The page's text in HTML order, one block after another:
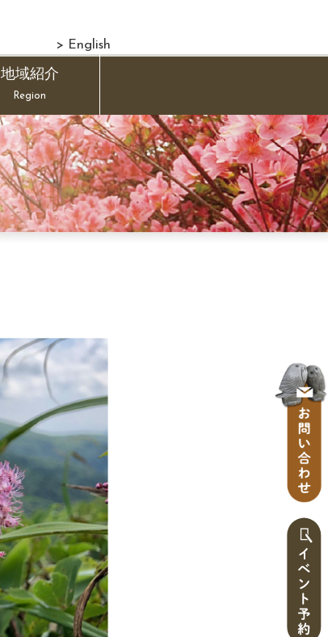
> English
地域紹介
Region